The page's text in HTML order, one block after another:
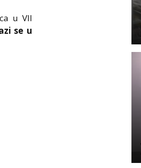
u VII
se u